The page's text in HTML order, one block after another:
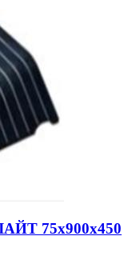
75х900х450